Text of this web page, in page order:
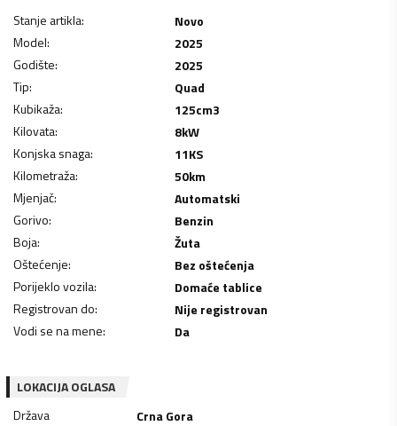
Stanje artikla:
Novo
Model:
2025
Godište:
2025
Tip:
Quad
Kubikaža: 125cm3
Kilovata: 8kW
Konjska snaga: 11KS
Kilometraža: 50km
Mjenjač:
Automatski
Gorivo:
Benzin
Boja:
Žuta
Oštećenje:
Bez oštećenja
Porijeklo vozila:
Domaće tablice
Registrovan do:
Nije registrovan
Vodi se na mene: Da
LOKACIJA OGLASA
Država
Crna Gora